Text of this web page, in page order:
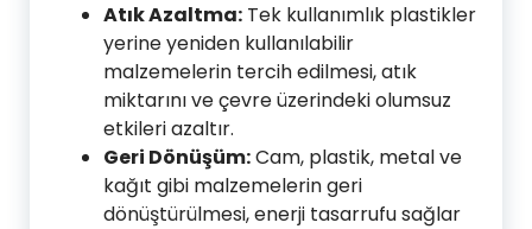
Atık Azaltma: Tek kullanımlık plastikler
yerine yeniden kullanılabilir
malzemelerin tercih edilmesi, atık
miktarını ve çevre üzerindeki olumsuz
etkileri azaltır.
Geri Dönüşüm:Cam, plastik, metal ve
kağıt gibi malzemelerin geri
dönüştürülmesi, enerji tasarrufu sağlar